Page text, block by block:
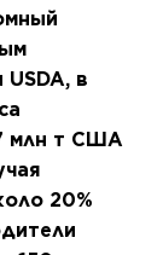
в
млн т США
20%